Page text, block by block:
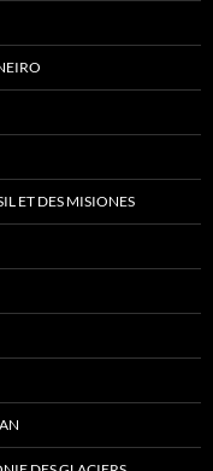
ET DES MISIONES